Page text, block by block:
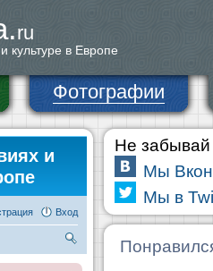
ru
культуре в Европе
Фотографии
и
Вход
Не забывай
Мы
Мы в